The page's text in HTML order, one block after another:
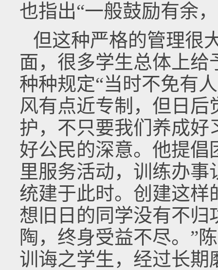
也指出“一般鼓励有余
但这种严格的管理很
面，很多学生总体上
种种规定“当时不免有
风有点近专制，但日
护，不只要我们养成好
好公民的深意。他提倡
里服务活动，训练办
统建于此时。创建这样
想旧日的同学没有不归
陶，终身受益不尽。”
训诲之学生，经过长期